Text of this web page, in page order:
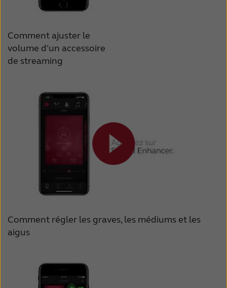
Comment ajuster le
volume d'un accessoire
de streaming
Comment régler les graves, les médiums et les
aigus